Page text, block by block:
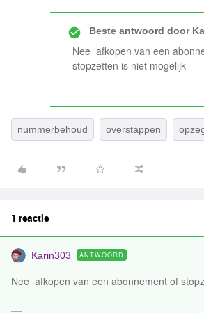
Beste antwoord door
Nee afkopen van een
stopzetten is niet mogelijk
nummerbehoud overstappen
1 reactie
Karin303 ANTWOORD
Nee afkopen van een abonnement of